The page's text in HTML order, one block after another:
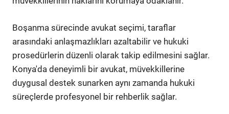
Boşanma sürecinde avukat seçimi, taraflar
arasındaki anlaşmazlıkları azaltabilir ve hukuki
prosedürlerin düzenli olarak takip edilmesini sağlar.
Konya'da deneyimli bir avukat, müvekkillerine
duygusal destek sunarken aynı zamanda hukuki
süreçlerde profesyonel bir rehberlik sağlar.